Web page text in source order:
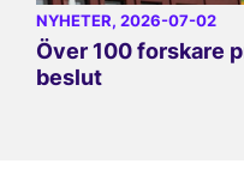
NYHETER, 2026-07-02
Över 100 forskare
beslut